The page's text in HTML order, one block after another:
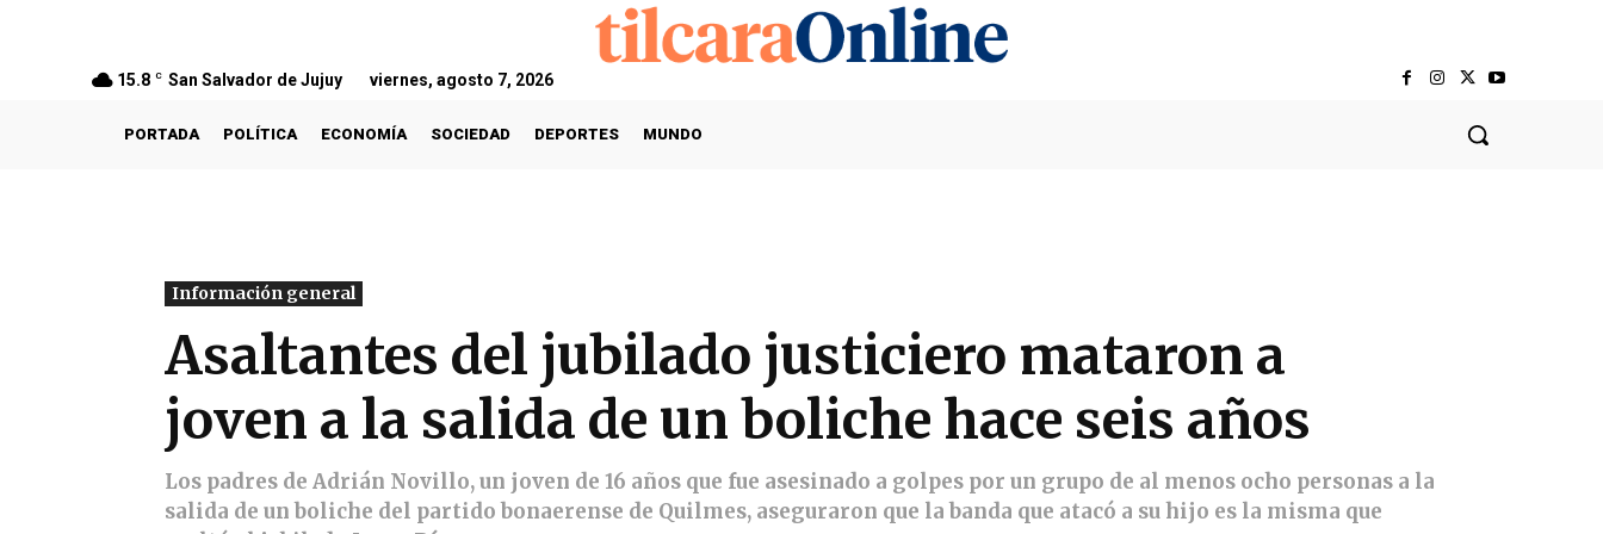
15.8 C San Salvador de Jujuy viernes, agosto 7, 2026
PORTADA POLÍTICA ECONOMÍA SOCIEDAD DEPORTES MUNDO
Información general
Asaltantes del jubilado justiciero mataron a
joven a la salida de un boliche hace seis años
Los padres de Adrián Novillo, un joven de 16 años que fue asesinado a golpes por un grupo de al menos ocho personas a la
salida de un boliche del partido bonaerense de Quilmes, aseguraron que la banda que atacó a su hijo es la misma que